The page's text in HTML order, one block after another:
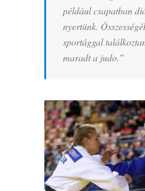
például csapatban
nyertünk.
sportággal
maradt a judo.”